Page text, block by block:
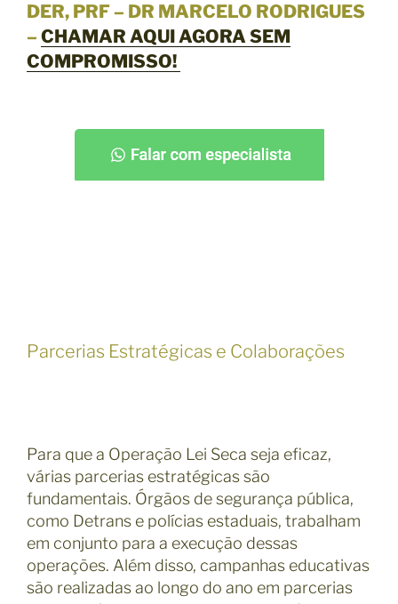
DER, PRF – DR MARCELO RODRIGUES
– CHAMAR AQUI AGORA SEM
COMPROMISSO!
Parcerias Estratégicas e Colaborações
Para que a Operação Lei Seca seja eficaz,
várias parcerias estratégicas são
fundamentais. Órgãos de segurança pública,
como Detrans e polícias estaduais, trabalham
em conjunto para a execução dessas
operações. Além disso, campanhas educativas
são realizadas ao longo do ano em parcerias